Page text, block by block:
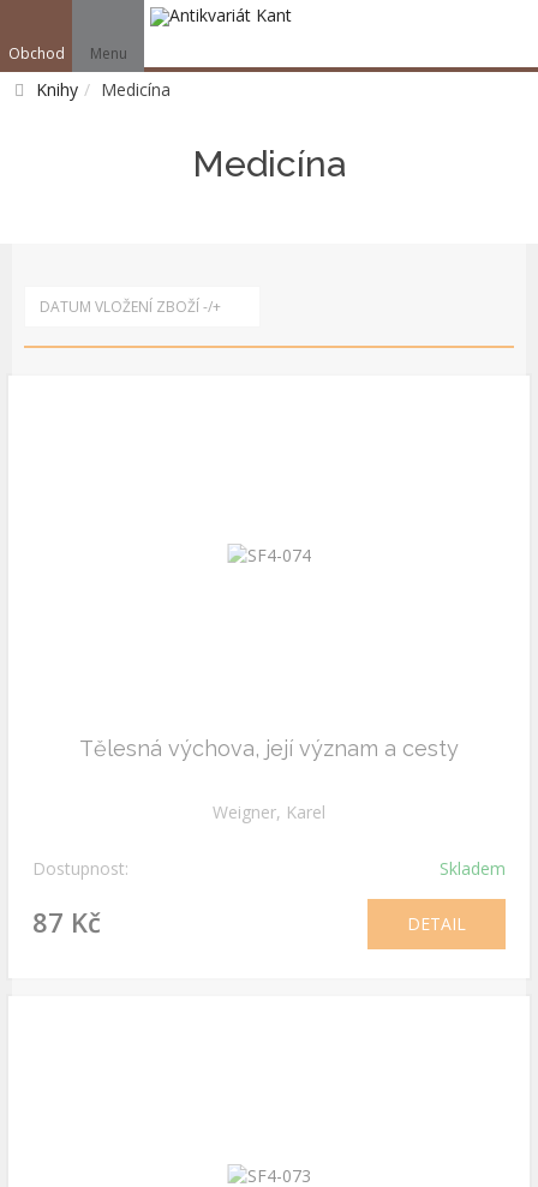
Obchod Menu
Knihy Medicína
Medicína
DATUM VLOŽENÍ ZBOŽÍ -/+
Tělesná výchova, její význam a cesty
Weigner, Karel
Dostupnost: Skladem
87 Kč DETAIL